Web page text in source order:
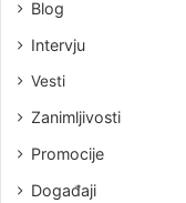
Blog
Intervju
Vesti
Zanimljivosti
Promocije
Događaji